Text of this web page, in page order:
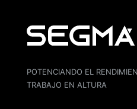
POTENCIANDO EL
TRABAJO EN ALTURA